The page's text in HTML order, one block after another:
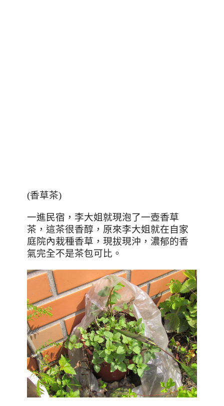
(香草茶)
一進民宿，李大姐就現泡了一壺香草
茶，這茶很香醇，原來李大姐就在自家
庭院內栽種香草，現拔現沖，濃郁的香
氣完全不是茶包可比。